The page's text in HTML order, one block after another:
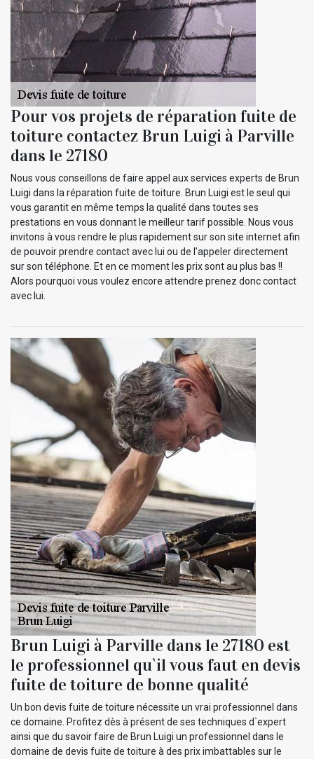
Pour vos projets de réparation fuite de
toiture contactez Brun Luigi à Parville
dans le 27180
Nous vous conseillons de faire appel aux services experts de Brun
Luigi dans la réparation fuite de toiture. Brun Luigi est le seul qui
vous garantit en même temps la qualité dans toutes ses
prestations en vous donnant le meilleur tarif possible. Nous vous
invitons à vous rendre le plus rapidement sur son site internet afin
de pouvoir prendre contact avec lui ou de l’appeler directement
sur son téléphone. Et en ce moment les prix sont au plus bas !!
Alors pourquoi vous voulez encore attendre prenez donc contact
avec lui.
Brun Luigi à Parville dans le 27180 est
le professionnel qu`il vous faut en devis
fuite de toiture de bonne qualité
Un bon devis fuite de toiture nécessite un vrai professionnel dans
ce domaine. Profitez dès à présent de ses techniques d`expert
ainsi que du savoir faire de Brun Luigi un professionnel dans le
domaine de devis fuite de toiture à des prix imbattables sur le